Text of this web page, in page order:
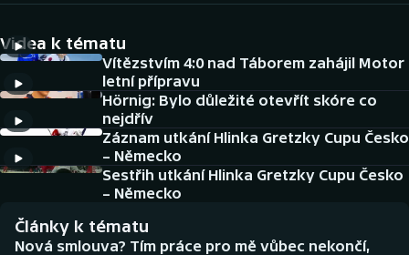
Cyklistika
DALŠÍ SPORTY
Americký fotbal
Baseball a softbal
Basketbal
NEPŘEHLÉDNĚTE
Historické návraty
Videa k tématu
Vítězstvím 4:0 nad Táborem zahájil Motor
letní přípravu
Hörnig: Bylo důležité otevřít skóre co
nejdřív
Záznam utkání Hlinka Gretzky Cupu Česko
– Německo
Sestřih utkání Hlinka Gretzky Cupu Česko
– Německo
Články k tématu
Nová smlouva? Tím práce pro mě vůbec nekončí,